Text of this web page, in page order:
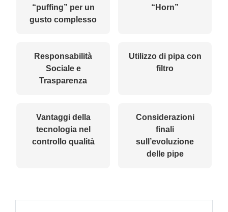
“puffing” per un
gusto complesso
“Horn”
Responsabilità
Sociale e
Trasparenza
Utilizzo di pipa con
filtro
Vantaggi della
tecnologia nel
controllo qualità
Considerazioni
finali
sull’evoluzione
delle pipe